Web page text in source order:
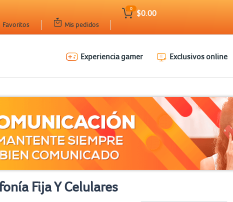
Mis pedidos
Favoritos
0
$0.00
Experiencia gamer Exclusivos online
Fija Y Celulares